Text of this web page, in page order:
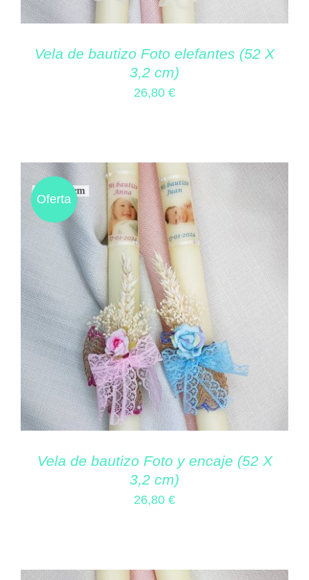
Vela de bautizo Foto elefantes (52 X
3,2 cm)
26,80 €
Oferta
Vela de bautizo Foto y encaje (52 X
3,2 cm)
26,80 €